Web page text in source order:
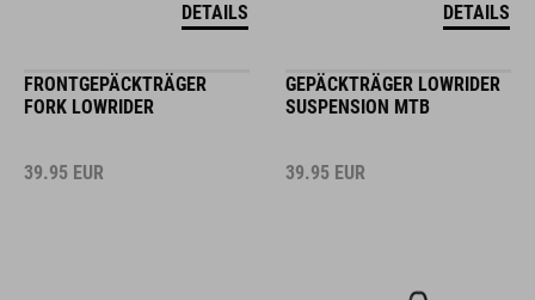
DETAILS DETAILS
FRONTGEPÄCKTRÄGER
FORK LOWRIDER
39.95 EUR
GEPÄCKTRÄGER LOWRIDER
SUSPENSION MTB
39.95 EUR